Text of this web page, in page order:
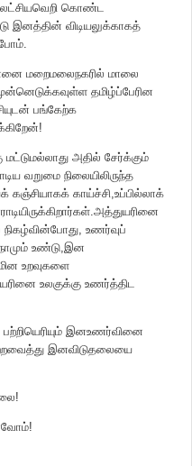
கொண்ட
இனத்தின் விடியலுக்காகத்
மறைமலைநகரில் மாலை
தமிழ்ப்பேரின
பங்கேற்க
அதில் சேர்க்கும்
வறுமை நிலையிலிருந்த
கஞ்சியாகக் காய்ச்சி,உப்பில்லாக்
உணர்வுப்
நாமும் உண்டு,இன
உறவுகளை
உலகுக்கு உணர்த்திட
இனஉணர்வினை
இனவிடுதலையை